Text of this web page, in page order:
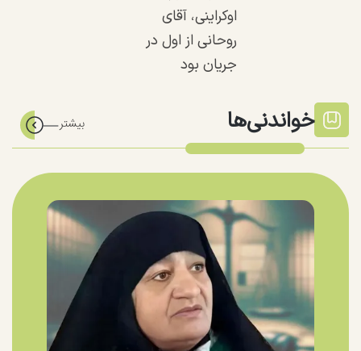
اوکراینی، آقای
روحانی از اول در
جریان بود
خواندنی‌ها